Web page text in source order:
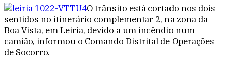
O trânsito está cortado nos dois
sentidos no itinerário complementar 2, na zona da
Boa Vista, em Leiria, devido a um incêndio num
camião, informou o Comando Distrital de Operações
de Socorro.